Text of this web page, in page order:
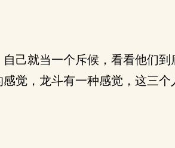
己就当一个斥候，看看他们到
觉，龙斗有一种感觉，这三个